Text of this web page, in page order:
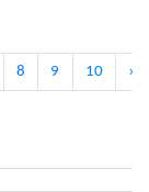
8 9 10 »